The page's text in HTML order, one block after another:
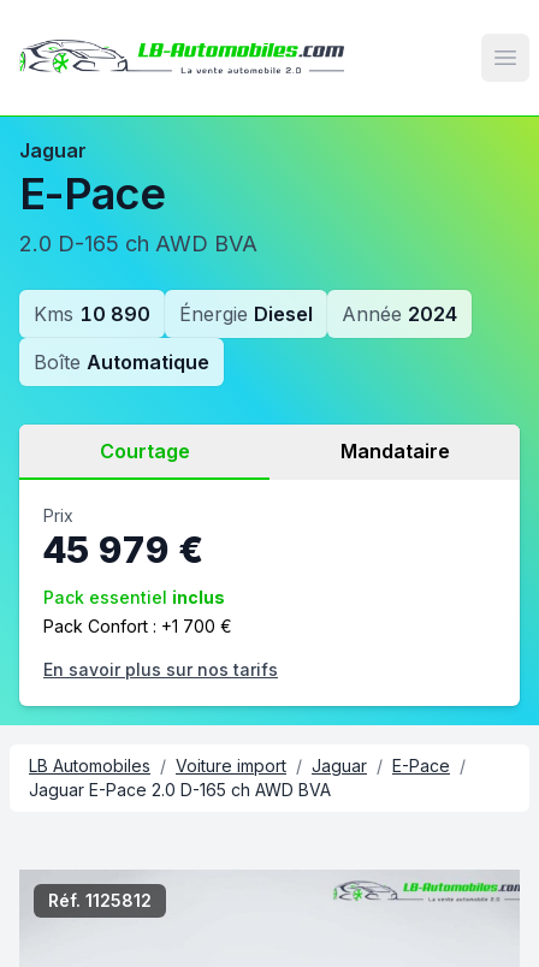
Jaguar
E-Pace
2.0 D-165 ch AWD BVA
Kms 10 890 Énergie Diesel Année 2024
Boîte Automatique
Courtage Mandataire
Prix
45 979 €
Pack essentiel inclus
Pack Confort : +1 700 €
En savoir plus sur nos tarifs
LB Automobiles / Voiture import / Jaguar / E-Pace /
Jaguar E-Pace 2.0 D-165 ch AWD BVA
Réf. 1125812